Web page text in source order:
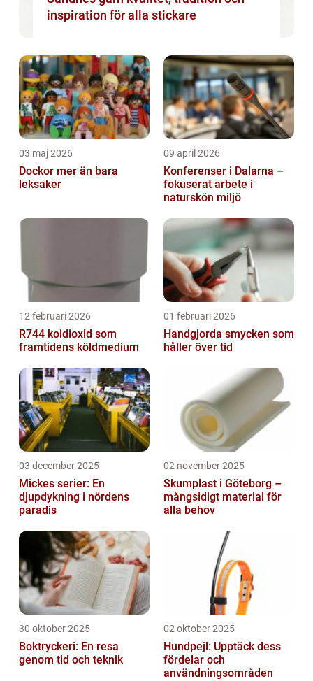
inspiration för alla stickare
03 maj 2026
Dockor mer än bara
leksaker
09 april 2026
Konferenser i Dalarna –
fokuserat arbete i
naturskön miljö
12 februari 2026
R744 koldioxid som
framtidens köldmedium
01 februari 2026
Handgjorda smycken som
håller över tid
03 december 2025
Mickes serier: En
djupdykning i nördens
paradis
02 november 2025
Skumplast i Göteborg –
mångsidigt material för
alla behov
30 oktober 2025
Boktryckeri: En resa
genom tid och teknik
02 oktober 2025
Hundpejl: Upptäck dess
fördelar och
användningsområden